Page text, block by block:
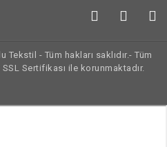
- Tüm hakları saklıdır.- Tüm
Sertifikası ile korunmaktadır.